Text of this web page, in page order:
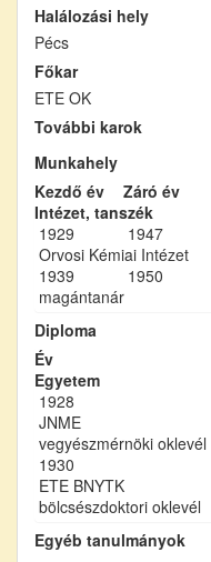
Halálozási hely
Pécs
Főkar
ETE OK
További karok
Munkahely
Kezdő év
Záró év
Intézet, tanszék
1929
1947
Orvosi Kémiai Intézet
1939
1950
magántanár
Diploma
Év
Egyetem
1928
JNME
vegyészmérnöki oklevél
1930
ETE BNYTK
bölcsészdoktori oklevél
Egyéb tanulmányok